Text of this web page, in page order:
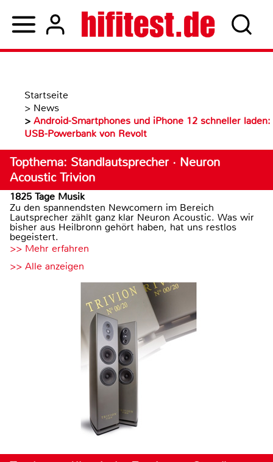
Startseite
> News
> Android-Smartphones und iPhone 12 schneller laden:
USB-Powerbank von Revolt
Topthema: Standlautsprecher · Neuron
Acoustic Trivion
1825 Tage Musik
Zu den spannendsten Newcomern im Bereich
Lautsprecher zählt ganz klar Neuron Acoustic. Was wir
bisher aus Heilbronn gehört haben, hat uns restlos
begeistert.
>> Mehr erfahren
>> Alle anzeigen